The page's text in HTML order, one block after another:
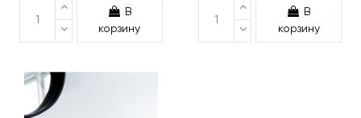
В
корзину
В
корзину